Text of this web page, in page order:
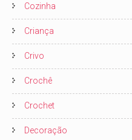
Cozinha
Criança
Crivo
Crochê
Crochet
Decoração